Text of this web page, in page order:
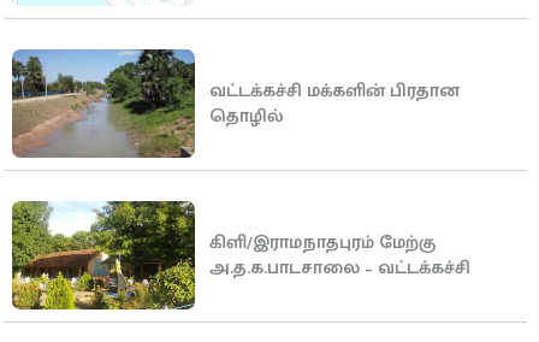
வட்டக்கச்சி மக்களின் பிரதான
தொழில்
கிளி/இராமநாதபுரம் மேற்கு
அ.த.க.பாடசாலை – வட்டக்கச்சி